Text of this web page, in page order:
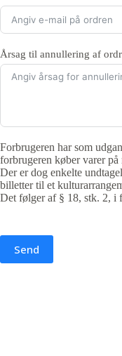
Årsag til annullering af
Forbrugeren har som
forbrugeren køber varer på
Der er dog enkelte
billetter til et
Det følger af § 18, stk. 2, i
Send